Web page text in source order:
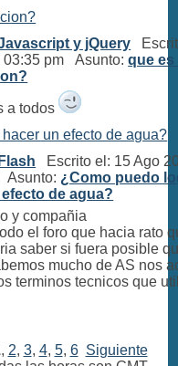
y jQuery
03:35 pm Asunto:que es
a todos
un efecto de agua?
Flash Escrito el: 15 Ago
Asunto: ¿Como puedo
de agua?
y compañia
el foro que hacia rato
saber si fuera posible
mucho de AS nos
terminos tecnicos que
, 2, 3, 4, 5, 6 Siguiente